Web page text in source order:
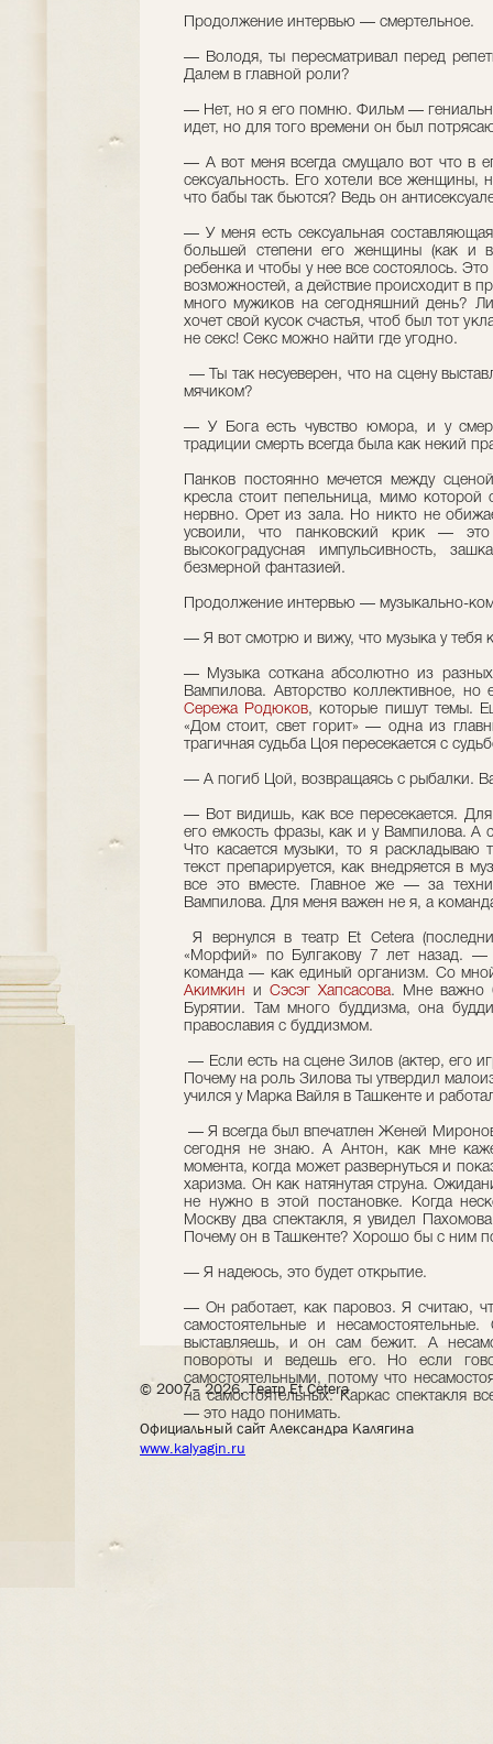
Продолжение интервью — смертельное.
— Володя, ты пересматривал перед
Далем в главной роли?
— Нет, но я его помню. Фильм —
идет, но для того времени он был
— А вот меня всегда смущало вот что в
сексуальность. Его хотели все женщины,
что бабы так бьются? Ведь он
— У меня есть сексуальная
большей степени его женщины (как и
ребенка и чтобы у нее все состоялось.
возможностей, а действие происходит в
много мужиков на сегодняшний день?
хочет свой кусок счастья, чтоб был тот
не секс! Секс можно найти где угодно.
— Ты так несуеверен, что на сцену
мячиком?
— У Бога есть чувство юмора, и у
традиции смерть всегда была как некий
Панков постоянно мечется между
кресла стоит пепельница, мимо которой
нервно. Орет из зала. Но никто не
усвоили, что панковский крик —
высокоградусная импульсивность,
безмерной фантазией.
Продолжение интервью — музыкально-
— Я вот смотрю и вижу, что музыка у тебя
— Музыка соткана абсолютно из
Вампилова. Авторство коллективное,
Сережа Родюков, которые пишут темы.
«Дом стоит, свет горит» — одна из
трагичная судьба Цоя пересекается с
— А погиб Цой, возвращаясь с рыбалки.
— Вот видишь, как все пересекается.
его емкость фразы, как и у Вампилова. А
Что касается музыки, то я раскладываю
текст препарируется, как внедряется в
все это вместе. Главное же — за
Вампилова. Для меня важен не я, а
Я вернулся в театр Et Cetera
«Морфий» по Булгакову 7 лет назад. —
команда — как единый организм. Со
Акимкин и Сэсэг Хапсасова. Мне важно
Бурятии. Там много буддизма, она
православия с буддизмом.
— Если есть на сцене Зилов (актер, его
Почему на роль Зилова ты утвердил
учился у Марка Вайля в Ташкенте и
— Я всегда был впечатлен Женей
сегодня не знаю. А Антон, как мне
момента, когда может развернуться и
харизма. Он как натянутая струна.
не нужно в этой постановке. Когда
Москву два спектакля, я увидел
Почему он в Ташкенте? Хорошо бы с ним
— Я надеюсь, это будет открытие.
— Он работает, как паровоз. Я считаю,
самостоятельные и
выставляешь, и он сам бежит. А
повороты и ведешь его. Но если
самостоятельными, потому что
на самостоятельных. Каркас спектакля
— это надо понимать.
© 2007– 2026, Театр Et Cetera
Официальный сайт Александра Калягина
www.kalyagin.ru